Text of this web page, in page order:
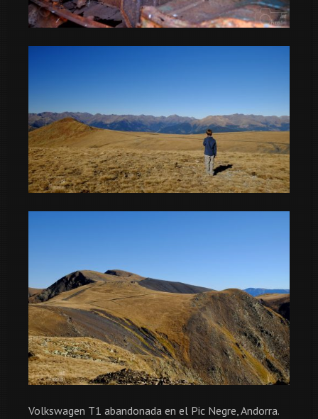
Volkswagen T1 abandonada en el Pic Negre, Andorra.